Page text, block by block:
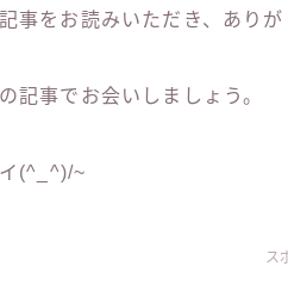
事をお読みいただき、ありが
記事でお会いしましょう。
(^_^)/~
ス